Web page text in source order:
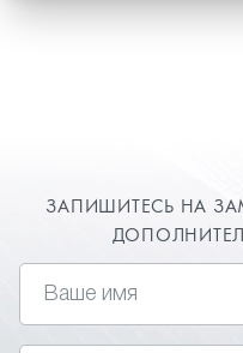
ЗАПИШИТЕСЬ НА